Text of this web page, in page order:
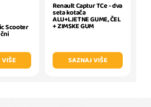
Scooter
Renault Captur TCe - dva
seta kotača
ALU+LJETNE GUME, ČEL
+ ZIMSKE GUM
SAZNAJ VIŠE